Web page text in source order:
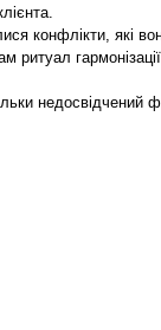
конфлікти, які
ритуал
недосвідчений